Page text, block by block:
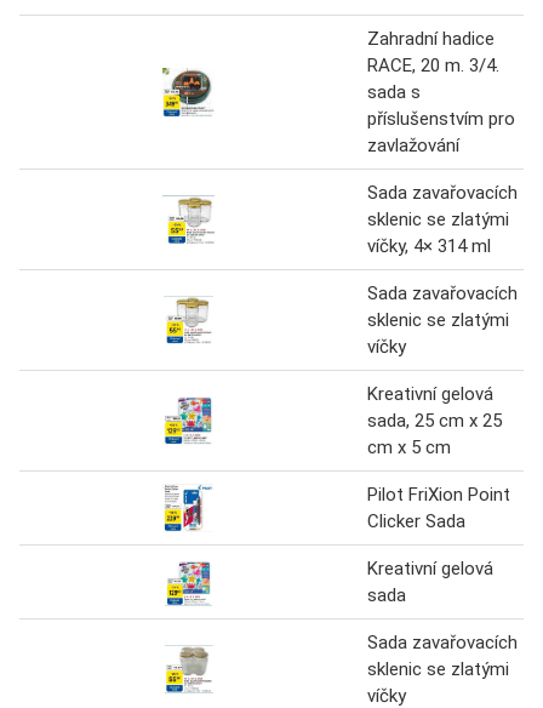
Zahradní hadice
RACE, 20 m. 3/4.
sada s
příslušenstvím pro
zavlažování
Sada zavařovacích
sklenic se zlatými
víčky, 4× 314 ml
Sada zavařovacích
sklenic se zlatými
víčky
Kreativní gelová
sada, 25 cm x 25
cm x 5 cm
Pilot FriXion Point
Clicker Sada
Kreativní gelová
sada
Sada zavařovacích
sklenic se zlatými
víčky